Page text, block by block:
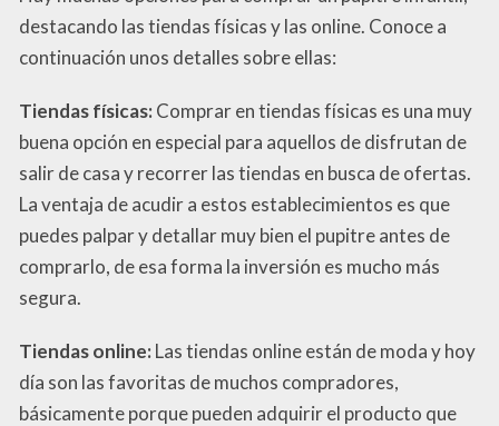
destacando las tiendas físicas y las online. Conoce a
continuación unos detalles sobre ellas:
Tiendas físicas: Comprar en tiendas físicas es una muy
buena opción en especial para aquellos de disfrutan de
salir de casa y recorrer las tiendas en busca de ofertas.
La ventaja de acudir a estos establecimientos es que
puedes palpar y detallar muy bien el pupitre antes de
comprarlo, de esa forma la inversión es mucho más
segura.
Tiendas online: Las tiendas online están de moda y hoy
día son las favoritas de muchos compradores,
básicamente porque pueden adquirir el producto que